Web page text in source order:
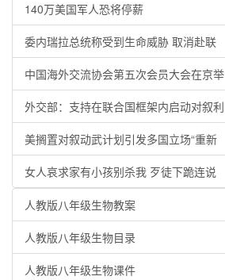
140万美国军人恐将停薪
委内瑞拉总统称受到生命威胁 取消赴联
中国海外交流协会第五次会员大会在京举
外交部：支持在联合国框架内启动对叙利
美搁置对叙动武计划引发多国立场“重新
女人哀求家有小孩别杀我 歹徒下跪连说
人教版八年级生物教案
人教版八年级生物目录
人教版八年级生物课件